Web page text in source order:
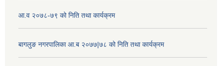
आ.व २०७८-७९ को निति तथा कार्यक्रम
बागलुङ नगरपालिका आ.ब २०७७|७८ को निति तथा कार्यक्रम